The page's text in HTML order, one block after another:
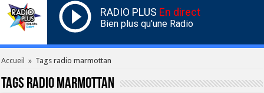
RADIO PLUS En direct
Bien plus qu'une Radio
Accueil » Tags radio marmottan
Tags radio marmottan